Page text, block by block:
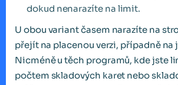
dokud nenarazíte na limit.
U obou variant časem narazíte na
přejít na placenou verzi, případně na
Nicméně u těch programů, kde jste
počtem skladových karet nebo